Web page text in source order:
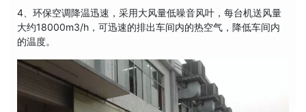
4、环保空调降温迅速，采用大风量低噪音风叶，每台机送风量
大约18000m3/h，可迅速的排出车间内的热空气，降低车间内
的温度。